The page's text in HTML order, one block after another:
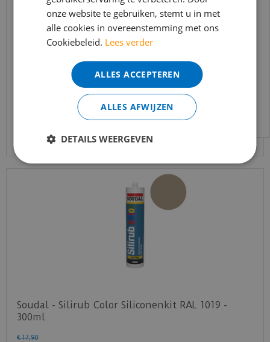
PF65 High Tack kit 290ml
Soudal - Silirub Color Siliconenkit RAL 1019 -
300ml
€ 17,90
bereikbaar.
Bestelling worden uiteraard verwerkt
echter iets minder snel dan wat je van ons
gewend bent.
Voor vragen kan je ons bereiken via
info@merkvloerenwinkel.nl
onze website te gebruiken, stemt u in met
alle cookies in overeenstemming met ons
Cookiebeleid. Lees verder
ALLES ACCEPTEREN
ALLES AFWIJZEN
DETAILS WEERGEVEN